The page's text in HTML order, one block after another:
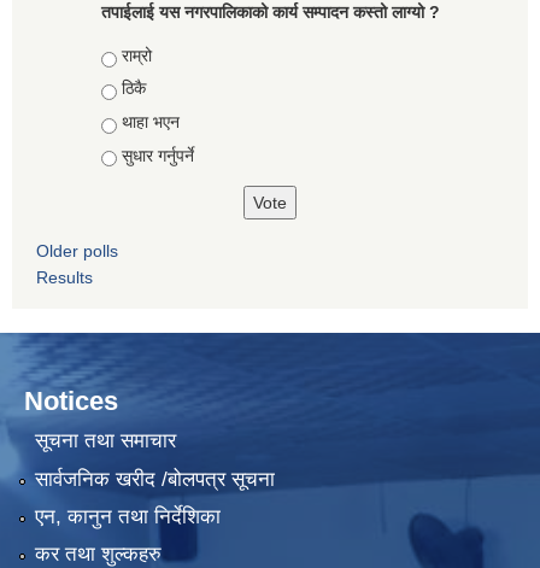
तपाईलाई यस नगरपालिकाको कार्य सम्पादन कस्तो लाग्यो ?
Choices
राम्रो
ठिकै
थाहा भएन
सुधार गर्नुपर्ने
Older polls
Results
Notices
सूचना तथा समाचार
सार्वजनिक खरीद /बोलपत्र सूचना
एन, कानुन तथा निर्देशिका
कर तथा शुल्कहरु